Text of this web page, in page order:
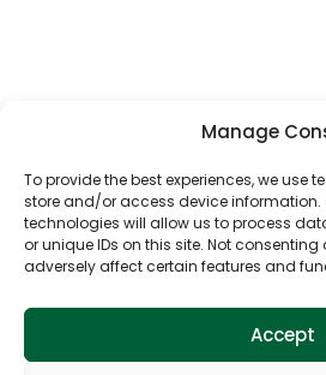
Manage
To provide the best experiences, we use
store and/or access device information.
technologies will allow us to process
or unique IDs on this site. Not
adversely affect certain features and
Accept